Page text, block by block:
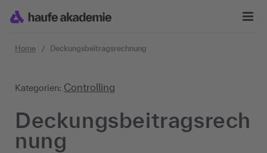
Home Deckungsbeitragsrechnung
Kategorien: Controlling
Deckungsbeitragsrech
nung